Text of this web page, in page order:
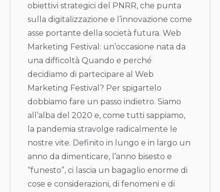
obiettivi strategici del PNRR, che punta
sulla digitalizzazione e l’innovazione come
asse portante della società futura. Web
Marketing Festival: un’occasione nata da
una difficoltà Quando e perché
decidiamo di partecipare al Web
Marketing Festival? Per spigartelo
dobbiamo fare un passo indietro. Siamo
all’alba del 2020 e, come tutti sappiamo,
la pandemia stravolge radicalmente le
nostre vite. Definito in lungo e in largo un
anno da dimenticare, l’anno bisesto e
“funesto”, ci lascia un bagaglio enorme di
cose e considerazioni, di fenomeni e di